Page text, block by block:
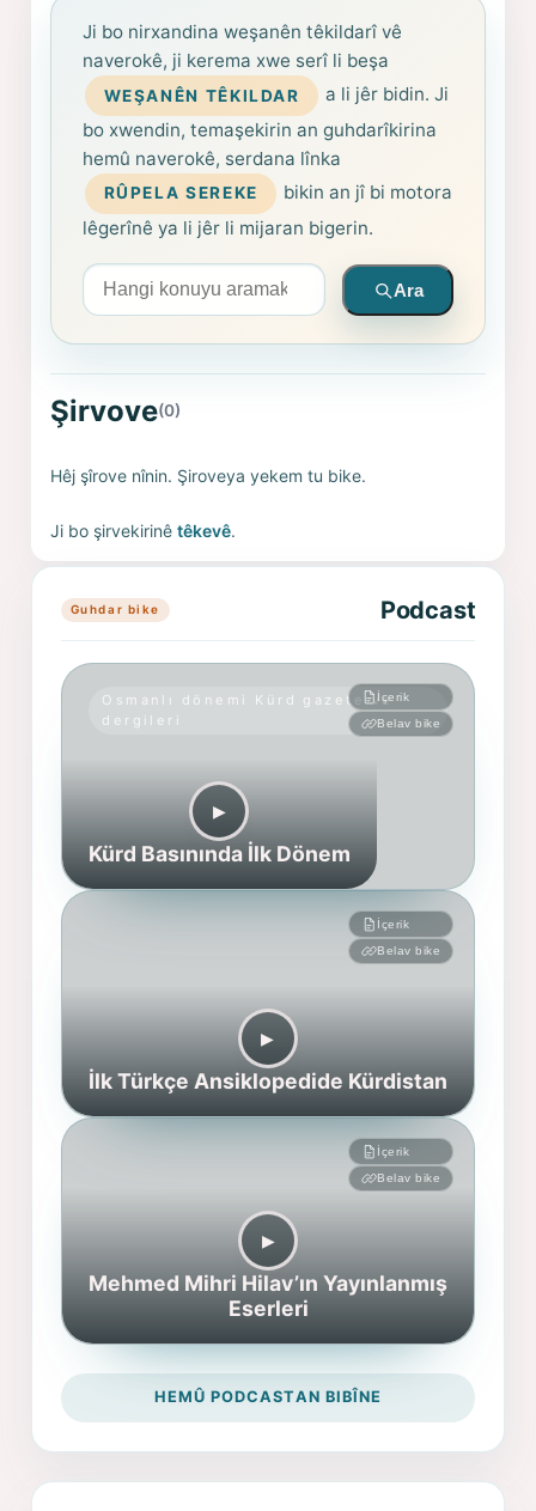
Ji bo nirxandina weşanên têkildarî vê
naverokê, ji kerema xwe serî li beşa
WEŞANÊN TÊKILDAR
a li jêr bidin. Ji
bo xwendin, temaşekirin an guhdarîkirina
hemû naverokê, serdana lînka
RÛPELA SEREKE
bikin an jî bi motora
lêgerînê ya li jêr li mijaran bigerin.
Arama yapın
Ara
Şirvove(0)
Hêj şîrove nînin. Şiroveya yekem tu bike.
Ji bo şirvekirinêtêkevê.
Guhdar bike Podcast
Osmanlı dönemi Kürd gazete ve
dergileri
İçerik
Belav bike
▶︎
Kürd Basınında İlk Dönem
İçerik
Belav bike
▶︎
İlk Türkçe Ansiklopedide Kürdistan
İçerik
Belav bike
▶︎
Mehmed Mihri Hilav’ın Yayınlanmış
Eserleri
HEMÛ PODCASTAN BIBÎNE